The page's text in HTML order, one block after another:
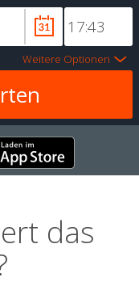
Weitere Optionen
das